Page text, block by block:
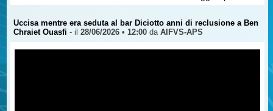
parlano dritto ai loro cuori.
Pochi giorni dopo la morte del figlio, Giuseppe scrisse una lettera, Mi
hanno tolto la voce, in cui a “parlare” è Alessandro.
Uccisa mentre era seduta al bar Diciotto anni di reclusione a Ben
Chraiet Ouasfi - il 28/06/2026 • 12:00da AIFVS-APS